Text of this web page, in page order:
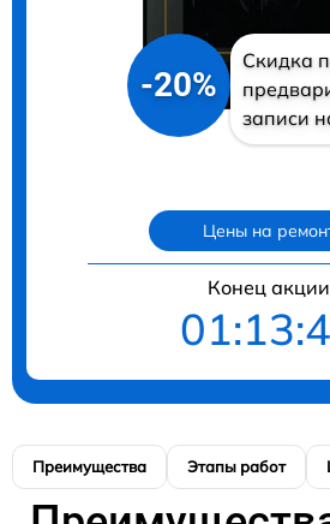
-20%
Скидка
записи
Цены на
Конец акции
Преимущества Этапы работ